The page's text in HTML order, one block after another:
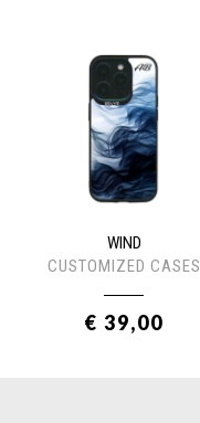
WIND
CUSTOMIZED CASES
€ 39,00